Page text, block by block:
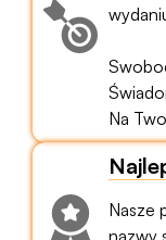
Na
Nasze
nazwy